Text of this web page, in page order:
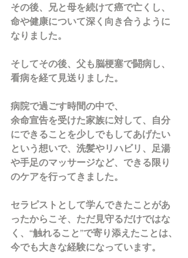
その後、兄と母を続けて癌で亡くし、
命や健康について深く向き合うように
なりました。
そしてその後、父も脳梗塞で闘病し、
看病を経て見送りました。
病院で過ごす時間の中で、
余命宣告を受けた家族に対して、自分
にできることを少しでもしてあげたい
という想いで、洗髪やリハビリ、足湯
や手足のマッサージなど、できる限り
のケアを行ってきました。
セラピストとして学んできたことがあ
ったからこそ、ただ見守るだけではな
く、“触れること”で寄り添えたことは、
今でも大きな経験になっています。